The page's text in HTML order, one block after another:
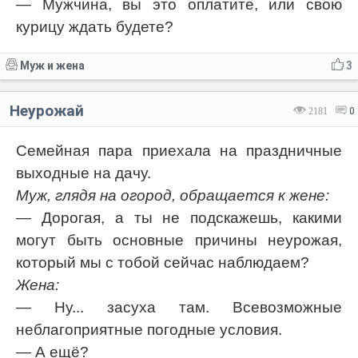
— Мужчина, вы это оплатите, или свою
курицу ждать будете?
3
Муж и жена
2181 0
Неурожай
Семейная пара приехала на праздничные
выходные на дачу.
Муж, глядя на огород, обращается к жене:
— Дорогая, а ты не подскажешь, какими
могут быть основные причины неурожая,
который мы с тобой сейчас наблюдаем?
Жена:
— Ну... засуха там. Всевозможные
неблагоприятные погодные условия.
— А ещё?